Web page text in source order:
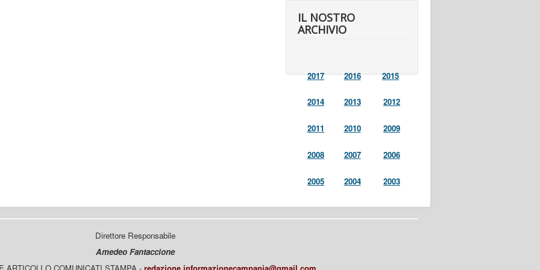
IL NOSTRO
ARCHIVIO
2017 2016 2015
2014 2013 2012
2011 2010 2009
2008 2007 2006
2005 2004 2003
Direttore Responsabile
Amedeo Fantaccione